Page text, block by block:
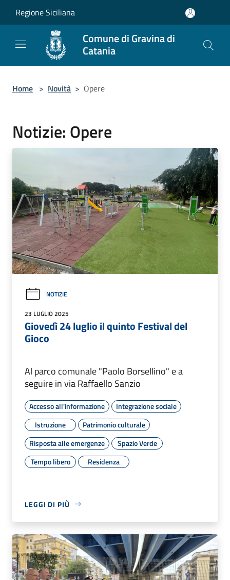
Regione Siciliana
Comune di Gravina di
Catania
Home > Novità > Opere
Notizie: Opere
NOTIZIE
23 LUGLIO 2025
Giovedì 24 luglio il quinto Festival del
Gioco
Al parco comunale "Paolo Borsellino" e a
seguire in via Raffaello Sanzio
Accesso all'informazione
Integrazione sociale
Istruzione
Patrimonio culturale
Risposta alle emergenze
Spazio Verde
Tempo libero
Residenza
LEGGI DI PIÙ